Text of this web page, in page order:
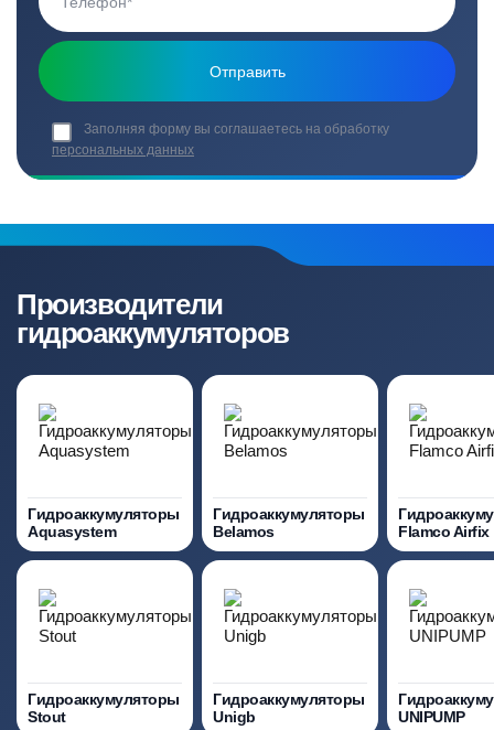
Заполняя форму вы соглашаетесь на обработку
персональных данных
Производители
гидроаккумуляторов
Гидроаккумуляторы
Aquasystem
Гидроаккумуляторы
Belamos
Flamco Airfix
Гидроаккумуляторы
Stout
Гидроаккумуляторы
Unigb
UNIPUMP